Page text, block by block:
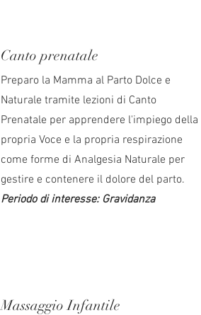
Canto prenatale
Preparo la Mamma al Parto Dolce e
Naturale tramite lezioni di Canto
Prenatale per apprendere l'impiego della
propria Voce e la propria respirazione
come forme di Analgesia Naturale per
gestire e contenere il dolore del parto.
Periodo di interesse: Gravidanza
Massaggio Infantile